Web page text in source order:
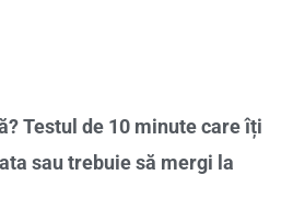
Testul de 10 minute care îți
sau trebuie să mergi la